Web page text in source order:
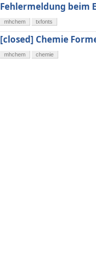
Fehlermeldung beim
mhchem txfonts
[closed] Chemie
mhchem chemie